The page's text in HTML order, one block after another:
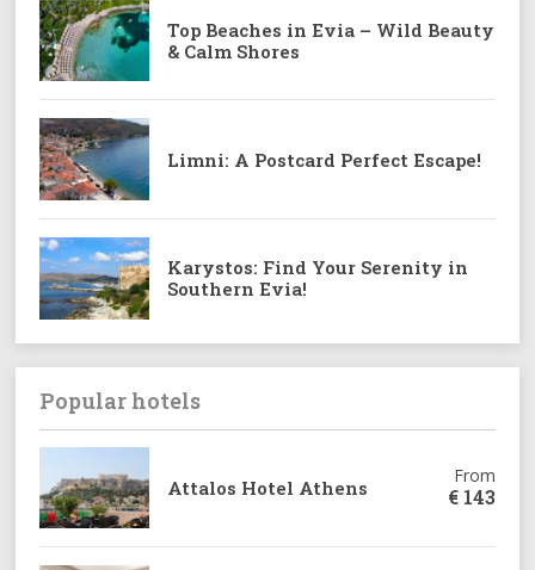
Top Beaches in Evia – Wild Beauty
& Calm Shores
Limni: A Postcard Perfect Escape!
Karystos: Find Your Serenity in
Southern Evia!
Popular hotels
Attalos Hotel Athens
From
€ 143